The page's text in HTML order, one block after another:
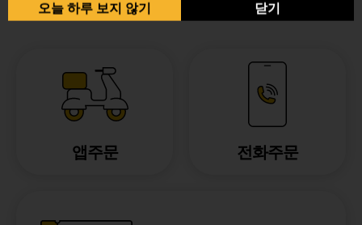
앱주문 전화주문
오늘 하루 보지 않기 닫기